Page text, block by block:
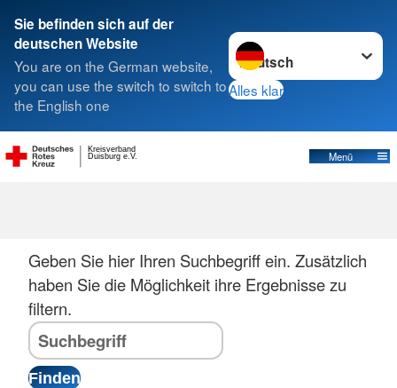
Sie befinden sich auf der
deutschen Website
You are on the German website,
you can use the switch to switch to
the English one
Sprache wechseln zu
Alles klar
Duisburg e.V.
Kreisverband
Menü
Suche
Geben Sie hier Ihren Suchbegriff ein. Zusätzlich
haben Sie die Möglichkeit ihre Ergebnisse zu
filtern.